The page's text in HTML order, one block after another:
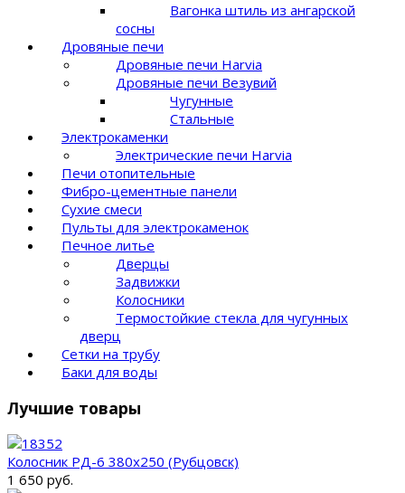
Вагонка штиль из ангарской
сосны
Дровяные печи
Дровяные печи Harvia
Дровяные печи Везувий
Чугунные
Стальные
Электрокаменки
Электрические печи Harvia
Печи отопительные
Фибро-цементные панели
Сухие смеси
Пульты для электрокаменок
Печное литье
Дверцы
Задвижки
Колосники
Термостойкие стекла для чугунных
дверц
Сетки на трубу
Баки для воды
Лучшие товары
Колосник РД-6 380х250 (Рубцовск)
1 650 руб.